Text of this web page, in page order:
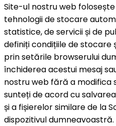
Site-ul nostru web
tehnologii de stocare
statistice, de servicii și de
definiți condițiile de stocare
prin setările browserului
închiderea acestui mesaj
nostru web fără a modifica
sunteți de acord cu
și a fișierelor similare de la
dispozitivul dumneavoastră.